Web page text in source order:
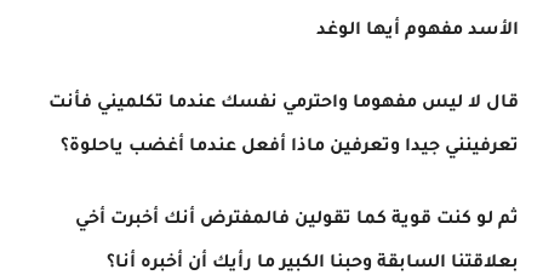
الأسد مفهوم أيها الوغد
قال لا ليس مفهوما واحترمي نفسك عندما تكلميني فأنت
تعرفينني جيدا وتعرفين ماذا أفعل عندما أغضب ياحلوة؟
ثم لو كنت قوية كما تقولين فالمفترض أنك أخبرت أخي
بعلاقتنا السابقة وحبنا الكبير ما رأيك أن أخبره أنا؟